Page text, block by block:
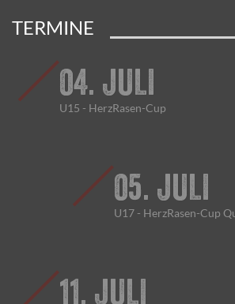
TERMINE
04. JULI
U15 - HerzRasen-Cup
05. JULI
U17 - HerzRasen-Cup
11. JULI